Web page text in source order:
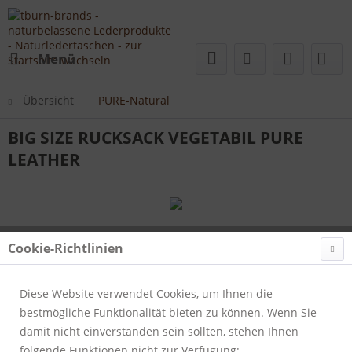
Menü
Übersicht PURE-Natural
BIG SIZE RUCKSACK VEGETABIL PURE
LEATHER
Cookie-Richtlinien
Diese Website verwendet Cookies, um Ihnen die
bestmögliche Funktionalität bieten zu können. Wenn Sie
damit nicht einverstanden sein sollten, stehen Ihnen